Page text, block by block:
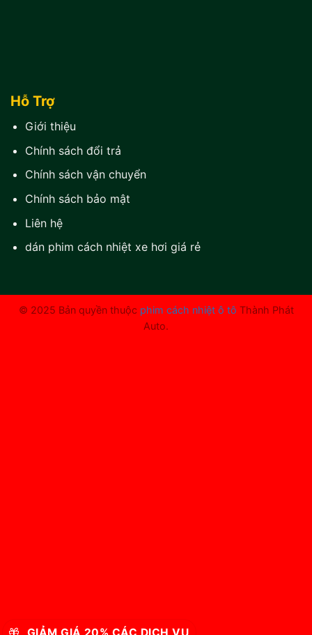
Hỗ Trợ
Giới thiệu
Chính sách đổi trả
Chính sách vận chuyển
Chính sách bảo mật
Liên hệ
dán phim cách nhiệt xe hơi giá rẻ
© 2025 Bản quyền thuộc phim cách nhiệt ô tô Thành Phát
Auto.